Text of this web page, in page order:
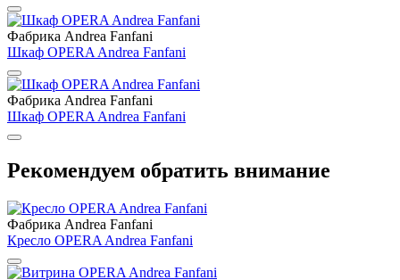
Фабрика Andrea Fanfani
Шкаф OPERA Andrea Fanfani
Фабрика Andrea Fanfani
Шкаф OPERA Andrea Fanfani
Рекомендуем обратить внимание
Фабрика Andrea Fanfani
Кресло OPERA Andrea Fanfani